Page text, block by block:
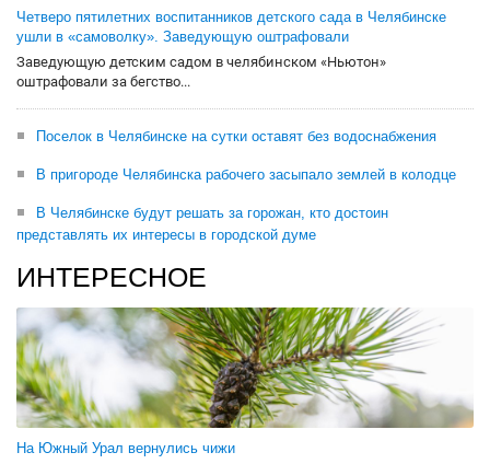
Четверо пятилетних воспитанников детского сада в Челябинске
ушли в «самоволку». Заведующую оштрафовали
Заведующую детским садом в челябинском «Ньютон»
оштрафовали за бегство...
Поселок в Челябинске на сутки оставят без водоснабжения
В пригороде Челябинска рабочего засыпало землей в колодце
В Челябинске будут решать за горожан, кто достоин
представлять их интересы в городской думе
ИНТЕРЕСНОЕ
На Южный Урал вернулись чижи